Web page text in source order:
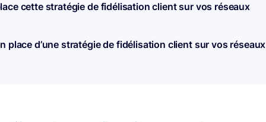
cette stratégie de fidélisation client sur vos réseaux
place d’une stratégie de fidélisation client sur vos réseaux